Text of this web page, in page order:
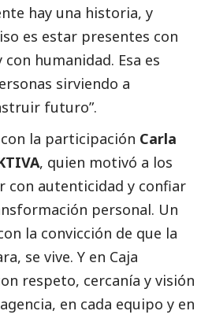
hay una historia, y
es estar presentes con
humanidad. Esa es
sirviendo a
futuro”.
la participación Carla
, quien motivó a los
con autenticidad y confiar
personal. Un
la convicción de que la
se vive. Y en Caja
respeto, cercanía y visión
en cada equipo y en